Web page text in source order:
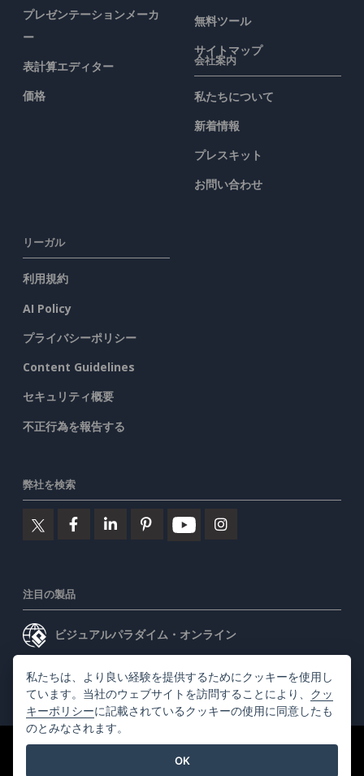
プレゼンテーションメーカ
ー
表計算エディター
価格
無料ツール
サイトマップ
会社案内
私たちについて
新着情報
プレスキット
お問い合わせ
リーガル
利用規約
AI Policy
プライバシーポリシー
Content Guidelines
セキュリティ概要
不正行為を報告する
弊社を検索
注目の製品
ビジュアルパラダイム・オンライン
ビジュアルパラダイムデスクトップ
©2026 by Visual Paradigm. 全ての権利を有する
私たちは、より良い経験を提供するためにクッキーを使用し
ています。当社のウェブサイトを訪問することにより、 クッ
キーポリシーに記載されているクッキーの使用に同意したも
のとみなされます。
OK